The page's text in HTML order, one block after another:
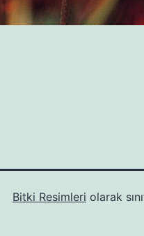
Bitki Resimleri olarak